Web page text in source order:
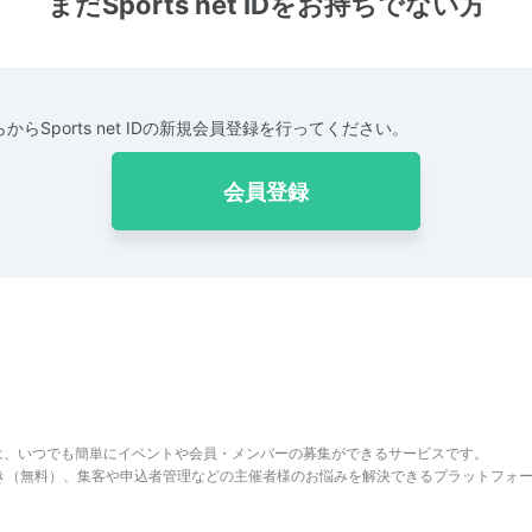
からSports net IDの新規会員登録を行ってください。
会員登録
いつでも簡単にイベントや会員・メンバーの募集ができるサービスです。
無料）、集客や申込者管理などの主催者様のお悩みを解決できるプラットフォー